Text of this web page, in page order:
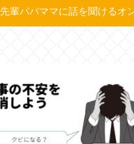
先輩パパママに話を聞けるオ